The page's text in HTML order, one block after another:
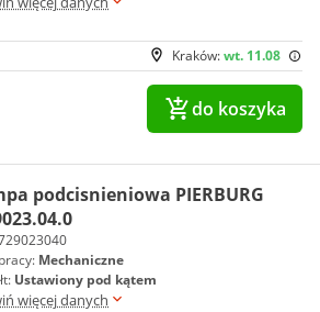
Kraków:wt. 11.08
do koszyka
podcisnieniowa PIERBURG
Mechaniczne
Ustawiony pod kątem
więcej danych